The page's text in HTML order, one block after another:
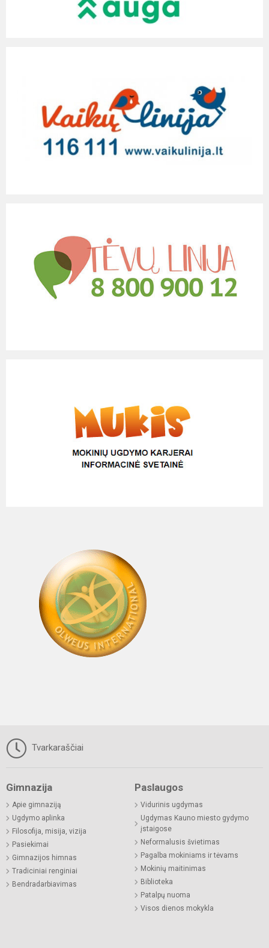
Tvarkaraščiai
Gimnazija
Apie gimnaziją
Ugdymo aplinka
Filosofija, misija, vizija
Pasiekimai
Gimnazijos himnas
Tradiciniai renginiai
Bendradarbiavimas
Paslaugos
Vidurinis ugdymas
Ugdymas Kauno miesto gydymo
įstaigose
Neformalusis švietimas
Pagalba mokiniams ir tėvams
Mokinių maitinimas
Biblioteka
Patalpų nuoma
Visos dienos mokykla